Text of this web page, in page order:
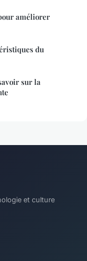
améliorer
du
sur la
et culture